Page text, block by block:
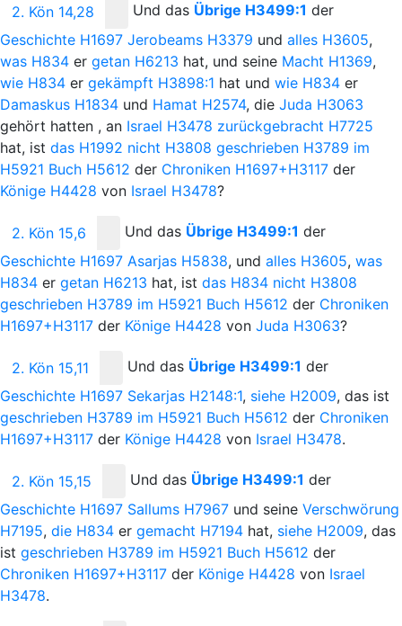
2. Kön 14,28 Und das Übrige H3499:1 der
Geschichte H1697 Jerobeams H3379 und alles H3605,
was H834 er getan H6213 hat, und seine Macht H1369,
wie H834 er gekämpft H3898:1 hat und wie H834 er
Damaskus H1834 und Hamat H2574, die Juda H3063
gehört hatten , an Israel H3478 zurückgebracht H7725
hat, ist das H1992 nicht H3808 geschrieben H3789 im
H5921 Buch H5612 der Chroniken H1697+H3117 der
Könige H4428 von Israel H3478?
2. Kön 15,6 Und das Übrige H3499:1 der
Geschichte H1697 Asarjas H5838, und alles H3605, was
H834 er getan H6213 hat, ist das H834 nicht H3808
geschrieben H3789 im H5921 Buch H5612 der Chroniken
H1697+H3117 der Könige H4428 von Juda H3063?
2. Kön 15,11 Und das Übrige H3499:1 der
Geschichte H1697 Sekarjas H2148:1, siehe H2009, das ist
geschrieben H3789 im H5921 Buch H5612 der Chroniken
H1697+H3117 der Könige H4428 von Israel H3478.
2. Kön 15,15 Und das Übrige H3499:1 der
Geschichte H1697 Sallums H7967 und seine Verschwörung
H7195, die H834 er gemacht H7194 hat, siehe H2009, das
ist geschrieben H3789 im H5921 Buch H5612 der
Chroniken H1697+H3117 der Könige H4428 von Israel
H3478.